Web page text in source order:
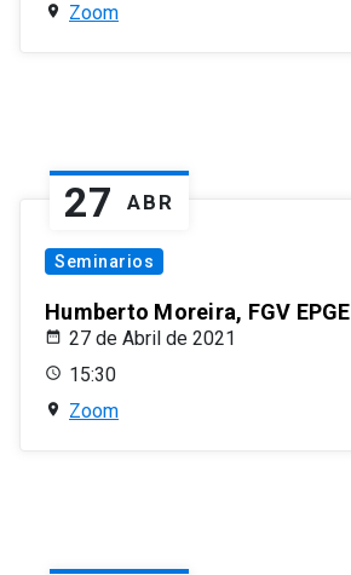
Zoom
27 ABR
Seminarios
Humberto Moreira, FGV EPGE
27 de Abril de 2021
15:30
Zoom